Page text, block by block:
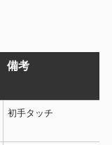
備考
初手タッチ